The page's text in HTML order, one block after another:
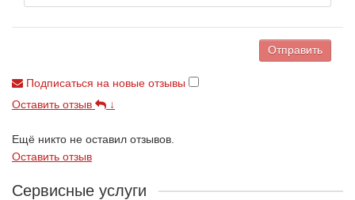
Отправить
Подписаться на новые отзывы
Оставить отзыв
↓
Ещё никто не оставил отзывов.
Оставить отзыв
Сервисные услуги